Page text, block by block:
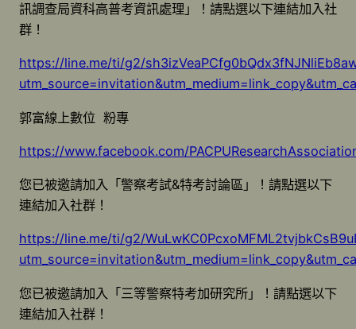
訊調查局資科高普考資訊處理」！請點選以下連結加入社
群！
https://line.me/ti/g2/
郭富線上數位 粉專
https://www.facebook.com/
您已被邀請加入「警察考試&特考討論區」！請點選以下
連結加入社群！
https://line.me/ti/g2/
您已被邀請加入「三等警察特考加研究所」！請點選以下
連結加入社群！